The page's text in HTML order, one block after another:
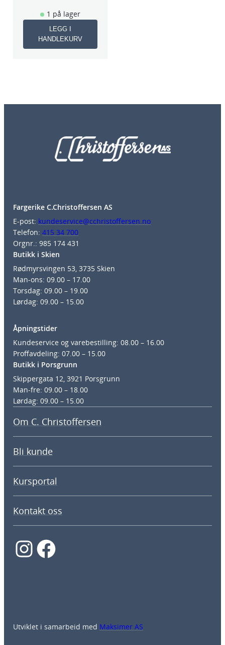
1 på lager
LEGG I
HANDLEKURV
Fargerike C.Christoffersen AS
E-post: kundeservice@cchristoffersen.no
Telefon: 415 34 700
Orgnr.: 985 174 431
Butikk i Skien
Rødmyrsvingen 53, 3735 Skien
Man-ons: 09.00 – 17.00
Torsdag: 09.00 – 19.00
Lørdag: 09.00 – 15.00
Åpningstider
Kundeservice og varebestilling: 08.00 – 16.00
Proffavdeling: 07.00 – 15.00
Butikk i Porsgrunn
Skippergata 12, 3921 Porsgrunn
Man-fre: 09.00 – 18.00
Lørdag: 09.00 – 15.00
Om C. Christoffersen
Bli kunde
Kursportal
Kontakt oss
InstagramFacebook
Utviklet i samarbeid med Maksimer AS